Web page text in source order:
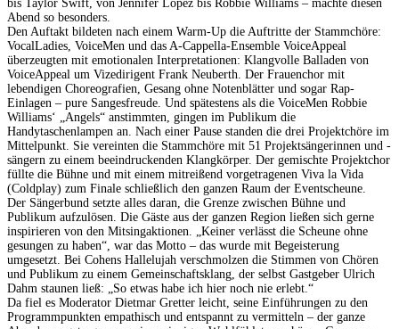
bis Taylor Swift, von Jennifer Lopez bis Robbie Williams – machte diesen
Abend so besonders.
Den Auftakt bildeten nach einem Warm-Up die Auftritte der Stammchöre:
VocalLadies, VoiceMen und das A-Cappella-Ensemble VoiceAppeal
überzeugten mit emotionalen Interpretationen: Klangvolle Balladen von
VoiceAppeal um Vizedirigent Frank Neuberth. Der Frauenchor mit
lebendigen Choreografien, Gesang ohne Notenblätter und sogar Rap-
Einlagen – pure Sangesfreude. Und spätestens als die VoiceMen Robbie
Williams‘ „Angels“ anstimmten, gingen im Publikum die
Handytaschenlampen an. Nach einer Pause standen die drei Projektchöre im
Mittelpunkt. Sie vereinten die Stammchöre mit 51 Projektsängerinnen und -
sängern zu einem beeindruckenden Klangkörper. Der gemischte Projektchor
füllte die Bühne und mit einem mitreißend vorgetragenen Viva la Vida
(Coldplay) zum Finale schließlich den ganzen Raum der Eventscheune.
Der Sängerbund setzte alles daran, die Grenze zwischen Bühne und
Publikum aufzulösen. Die Gäste aus der ganzen Region ließen sich gerne
inspirieren von den Mitsingaktionen. „Keiner verlässt die Scheune ohne
gesungen zu haben“, war das Motto – das wurde mit Begeisterung
umgesetzt. Bei Cohens Hallelujah verschmolzen die Stimmen von Chören
und Publikum zu einem Gemeinschaftsklang, der selbst Gastgeber Ulrich
Dahm staunen ließ: „So etwas habe ich hier noch nie erlebt.“
Da fiel es Moderator Dietmar Gretter leicht, seine Einführungen zu den
Programmpunkten empathisch und entspannt zu vermitteln – der ganze